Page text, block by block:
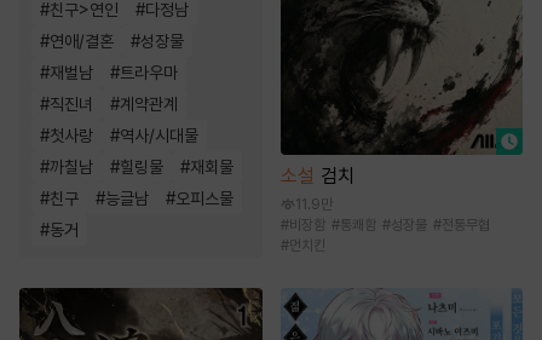
#친구>연인 #다정남
#연애/결혼 #성장물
#재벌남 #트라우마
#직진녀 #계약관계
#첫사랑 #역사/시대물
#까칠남 #힐링물 #재회물
#친구 #능글남 #오피스물
#동거
소설 검치
11.9만
#비장함 #통쾌함 #성장물 #전통무협
#먼치킨